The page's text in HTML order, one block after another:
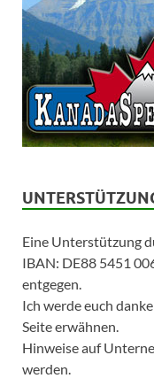
Eine Unterstützung
IBAN: DE88 5451
entgegen.
Ich werde euch
Seite erwähnen.
Hinweise auf
werden.